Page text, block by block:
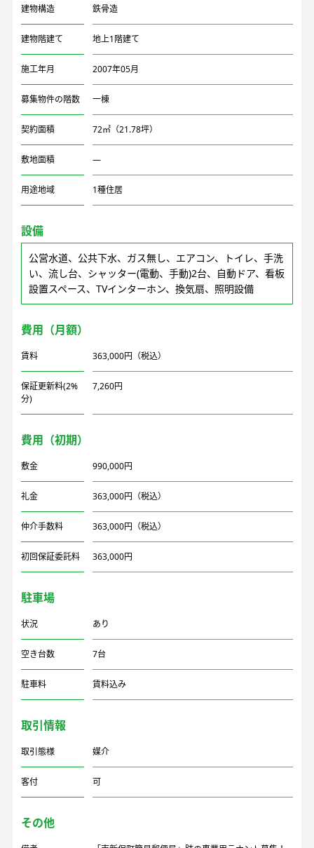
建物構造 鉄骨造
建物階建て 地上1階建て
施工年月 2007年05月
募集物件の階数 一棟
契約面積 72㎡（21.78坪）
敷地面積 ―
用途地域 1種住居
設備
公営水道、公共下水、ガス無し、エアコン、トイレ、手洗
い、流し台、シャッター(電動、手動)2台、自動ドア、看板
設置スペース、TVインターホン、換気扇、照明設備
費用（月額）
賃料 363,000円（税込）
保証更新料(2%
分)
7,260円
費用（初期）
敷金 990,000円
礼金 363,000円（税込）
仲介手数料 363,000円（税込）
初回保証委託料 363,000円
駐車場
状況 あり
空き台数 7台
駐車料 賃料込み
取引情報
取引態様 媒介
客付 可
その他